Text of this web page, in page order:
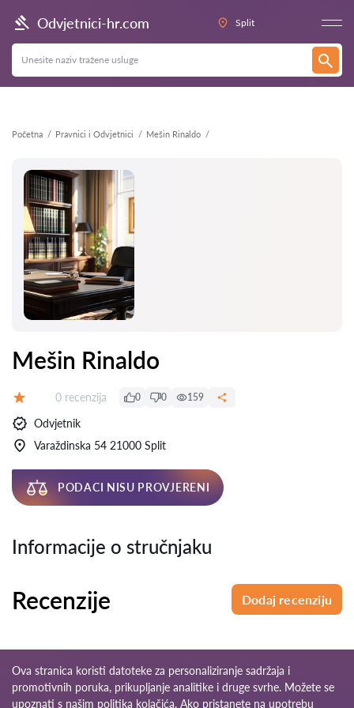
Odvjetnici-hr.com Split
Početna Pravnici i Odvjetnici Mešin Rinaldo
Natrag
Mešin Rinaldo
Recenzija:
0 recenzija 0 0 159
Odvjetnik
Varaždinska 54 21000 Split
PODACI NISU PROVJERENI
Informacije o stručnjaku
Recenzije Dodaj recenziju
Ova stranica koristi datoteke za personaliziranje sadržaja i
promotivnih poruka, prikupljanje analitike i druge svrhe. Možete se
upoznati s našim politika kolačića. Ako pristanete na upotrebu